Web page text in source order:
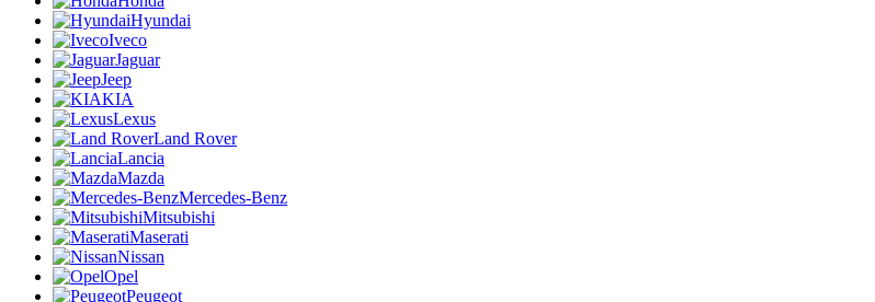
Hyundai
Iveco
Jaguar
Jeep
KIA
Lexus
Land Rover
Lancia
Mazda
Mercedes-Benz
Mitsubishi
Maserati
Nissan
Opel
Peugeot